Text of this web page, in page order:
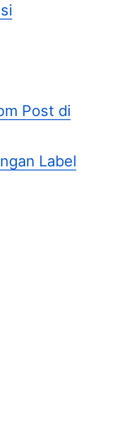
Post di
Label